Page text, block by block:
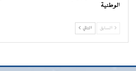
الوطنية
السابق التالي